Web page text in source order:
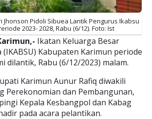
Jhonson Pidoli Sibuea Lantik Pengurus Ikabsu
2023- 2028, Rabu (6/12). Foto: Ist
Ikatan Keluarga Besar
Kabupaten Karimun periode
dilantik, Rabu (6/12/2023) malam.
Karimun Aunur Rafiq diwakili
Perekonomian dan Pembangunan,
Kepala Kesbangpol dan Kabag
pada acara pelantikan.